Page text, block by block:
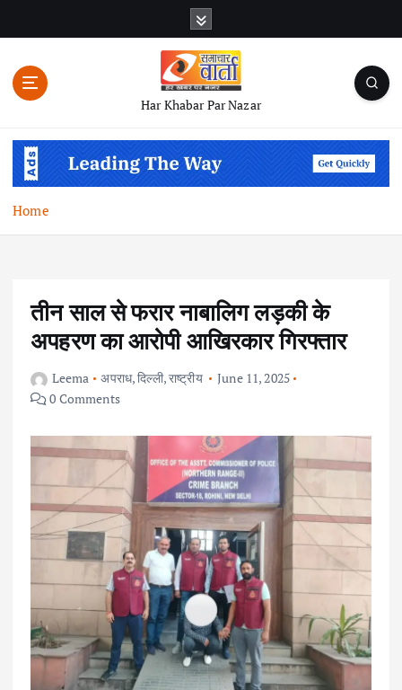
n
Har Khabar Par Nazar
Home
तीन साल से फरार नाबालिग लड़की के
अपहरण का आरोपी आखिरकार गिरफ्तार
Leema अपराध,दिल्ली,राष्ट्रीय
June 11, 2025
0 Comments